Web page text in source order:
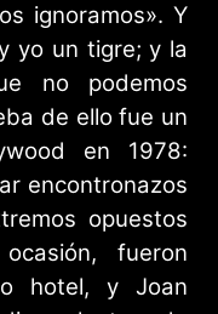
ignoramos». Y
yo un tigre; y la
no podemos
de ello fue un
en 1978:
encontronazos
opuestos
fueron
hotel, y Joan